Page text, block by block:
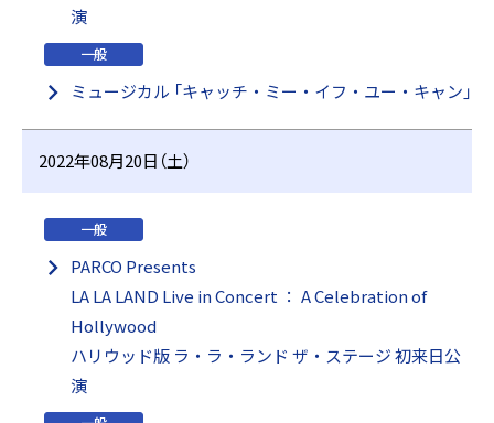
演
一般
ミュージカル 「キャッチ・ミー・イフ・ユー・キャン」
2022年08月20日（土）
一般
PARCO Presents
LA LA LAND Live in Concert ： A Celebration of
Hollywood
ハリウッド版 ラ・ラ・ランド ザ・ステージ 初来日公
演